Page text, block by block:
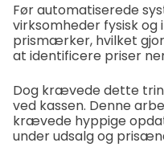
Før automatiserede
virksomheder fysisk
prismærker, hvilket
at identificere priser
Dog krævede dette
ved kassen. Denne
krævede hyppige
under udsalg og